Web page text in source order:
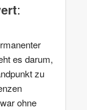
:
es darum,
zu
ohne